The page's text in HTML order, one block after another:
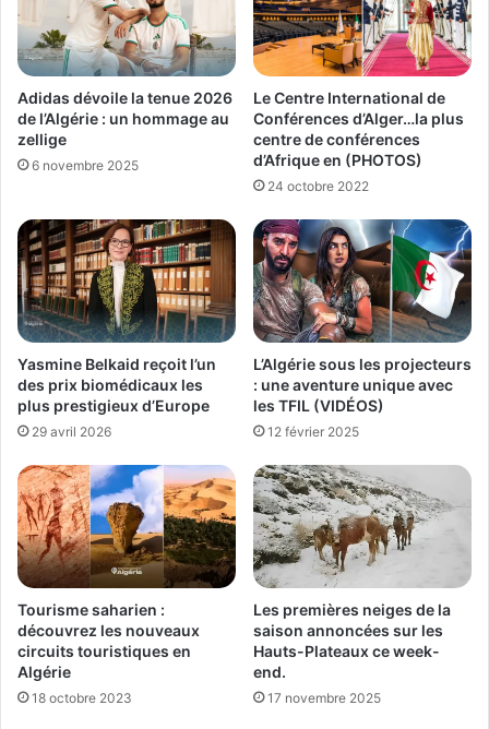
Adidas dévoile la tenue 2026
de l’Algérie : un hommage au
zellige
6 novembre 2025
Le Centre International de
Conférences d’Alger…la plus
centre de conférences
d’Afrique en (PHOTOS)
24 octobre 2022
Yasmine Belkaid reçoit l’un
des prix biomédicaux les
plus prestigieux d’Europe
29 avril 2026
L’Algérie sous les projecteurs
: une aventure unique avec
les TFIL (VIDÉOS)
12 février 2025
Tourisme saharien :
découvrez les nouveaux
circuits touristiques en
Algérie
18 octobre 2023
Les premières neiges de la
saison annoncées sur les
Hauts-Plateaux ce week-
end.
17 novembre 2025